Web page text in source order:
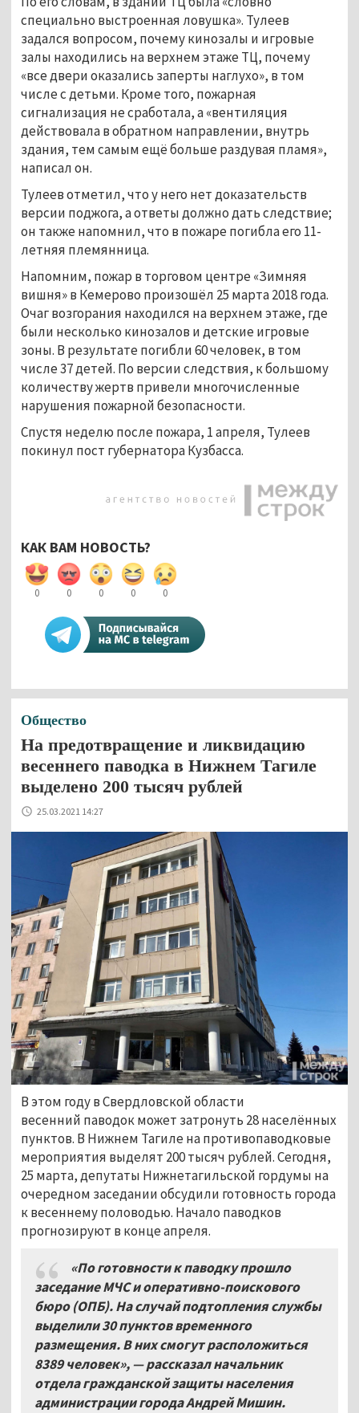
специально выстроенная ловушка». Тулеев
задался вопросом, почему кинозалы и игровые
залы находились на верхнем этаже ТЦ, почему
«все двери оказались заперты наглухо», в том
числе с детьми. Кроме того, пожарная
сигнализация не сработала, а «вентиляция
действовала в обратном направлении, внутрь
здания, тем самым ещё больше раздувая пламя»,
написал он.
Тулеев отметил, что у него нет доказательств
версии поджога, а ответы должно дать следствие;
он также напомнил, что в пожаре погибла его 11-
летняя племянница.
Напомним, пожар в торговом центре «Зимняя
вишня» в Кемерово произошёл 25 марта 2018 года.
Очаг возгорания находился на верхнем этаже, где
были несколько кинозалов и детские игровые
зоны. В результате погибли 60 человек, в том
числе 37 детей. По версии следствия, к большому
количеству жертв привели многочисленные
нарушения пожарной безопасности.
Спустя неделю после пожара, 1 апреля, Тулеев
покинул пост губернатора Кузбасса.
КАК ВАМ НОВОСТЬ?
0 0 0 0 0
Общество
На предотвращение и ликвидацию
весеннего паводка в Нижнем Тагиле
выделено 200 тысяч рублей
25.03.2021 14:27
В этом году в Свердловской области
весенний паводок может затронуть 28 населённых
пунктов. В Нижнем Тагиле на противопаводковые
мероприятия выделят 200 тысяч рублей. Сегодня,
25 марта, депутаты Нижнетагильской гордумы на
очередном заседании обсудили готовность города
к весеннему половодью. Начало паводков
прогнозируют в конце апреля.
«По готовности к паводку прошло
заседание МЧС и оперативно-поискового
бюро (ОПБ). На случай подтопления службы
выделили 30 пунктов временного
размещения. В них смогут расположиться
8389 человек», — рассказал начальник
отдела гражданской защиты населения
администрации города Андрей Мишин.